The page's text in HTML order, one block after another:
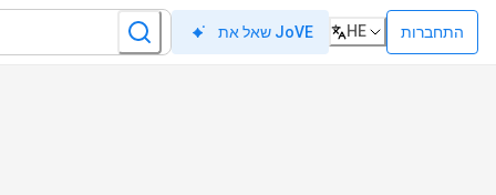
שאל את JoVE HE התחברות